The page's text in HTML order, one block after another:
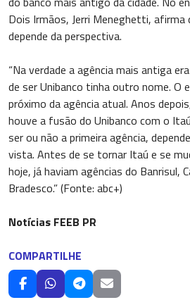
Dois Irmãos, Jerri Meneghetti, afirma
depende da perspectiva.
“Na verdade a agência mais antiga
de ser Unibanco tinha outro nome. O
próximo da agência atual. Anos
houve a fusão do Unibanco com o
ser ou não a primeira agência,
vista. Antes de se tornar Itaú e se
hoje, já haviam agências do Banrisul,
Bradesco.” (Fonte: abc+)
Notícias FEEB PR
COMPARTILHE